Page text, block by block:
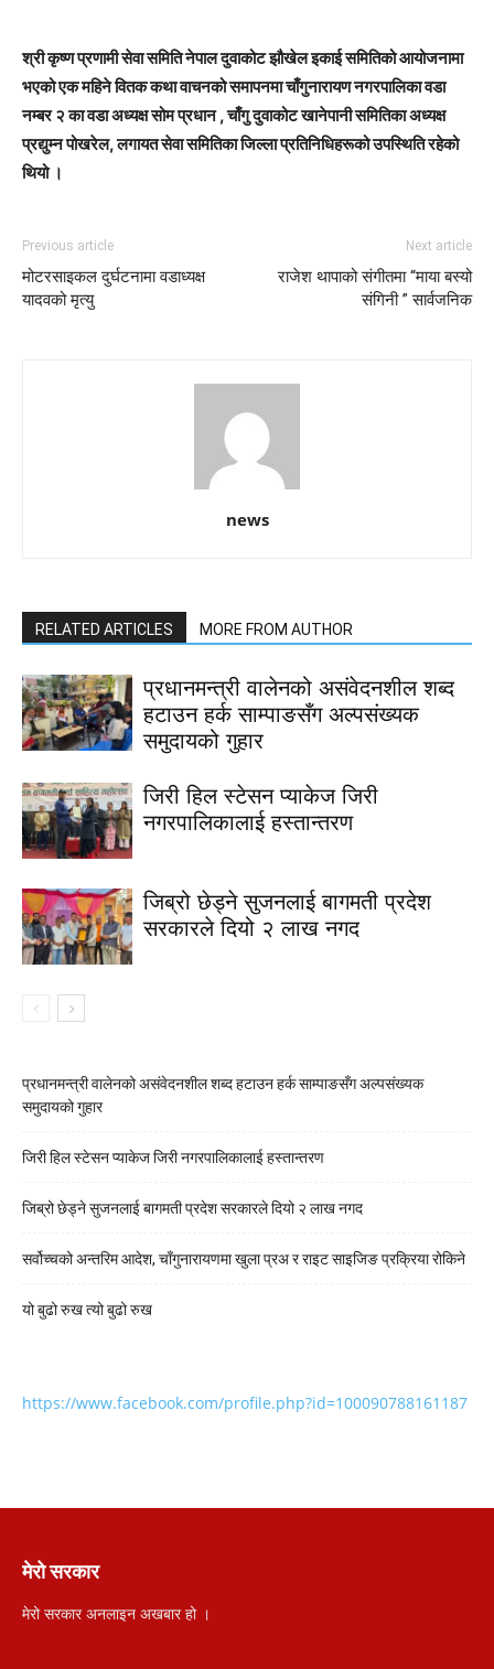
श्री कृष्ण प्रणामी सेवा समिति नेपाल दुवाकोट झौखेल इकाई समितिको आयोजनामा
भएको एक महिने वितक कथा वाचनको समापनमा चाँगुनारायण नगरपालिका वडा
नम्बर २ का वडा अध्यक्ष सोम प्रधान , चाँगु दुवाकोट खानेपानी समितिका अध्यक्ष
प्रद्युम्न पोखरेल, लगायत सेवा समितिका जिल्ला प्रतिनिधिहरूको उपस्थिति रहेको
थियो ।
Previous article
मोटरसाइकल दुर्घटनामा वडाध्यक्ष
यादवको मृत्यु
Next article
राजेश थापाको संगीतमा “माया बस्यो
संगिनी ” सार्वजनिक
news
RELATED ARTICLES MORE FROM AUTHOR
प्रधानमन्त्री वालेनको असंवेदनशील शब्द
हटाउन हर्क साम्पाङसँग अल्पसंख्यक
समुदायको गुहार
जिरी हिल स्टेसन प्याकेज जिरी
नगरपालिकालाई हस्तान्तरण
जिब्रो छेड्ने सुजनलाई बागमती प्रदेश
सरकारले दियो २ लाख नगद
प्रधानमन्त्री वालेनको असंवेदनशील शब्द हटाउन हर्क साम्पाङसँग अल्पसंख्यक
समुदायको गुहार
जिरी हिल स्टेसन प्याकेज जिरी नगरपालिकालाई हस्तान्तरण
जिब्रो छेड्ने सुजनलाई बागमती प्रदेश सरकारले दियो २ लाख नगद
सर्वोच्चको अन्तरिम आदेश, चाँगुनारायणमा खुला प्रअ र राइट साइजिङ प्रक्रिया रोकिने
यो बुढो रुख त्यो बुढो रुख
https://www.facebook.com/profile.php?id=100090788161187
मेरो सरकार
मेरो सरकार अनलाइन अखबार हो ।